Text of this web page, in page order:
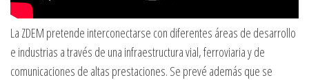
La ZDEM pretende interconectarse con diferentes áreas de desarrollo
e industrias a través de una infraestructura vial, ferroviaria y de
comunicaciones de altas prestaciones. Se prevé además que se